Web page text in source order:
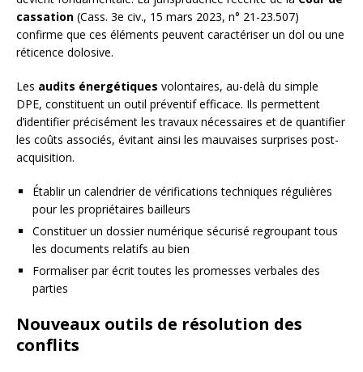
cassation (Cass. 3e civ., 15 mars 2023, n° 21-23.507)
confirme que ces éléments peuvent caractériser un dol ou une
réticence dolosive.
Les audits énergétiques volontaires, au-delà du simple
DPE, constituent un outil préventif efficace. Ils permettent
d’identifier précisément les travaux nécessaires et de quantifier
les coûts associés, évitant ainsi les mauvaises surprises post-
acquisition.
Établir un calendrier de vérifications techniques régulières
pour les propriétaires bailleurs
Constituer un dossier numérique sécurisé regroupant tous
les documents relatifs au bien
Formaliser par écrit toutes les promesses verbales des
parties
Nouveaux outils de résolution des
conflits